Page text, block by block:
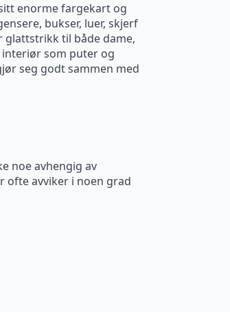
enorme fargekart og
bukser, luer, skjerf
til både dame,
som puter og
seg godt sammen med
noe avhengig av
ofte avviker i noen grad